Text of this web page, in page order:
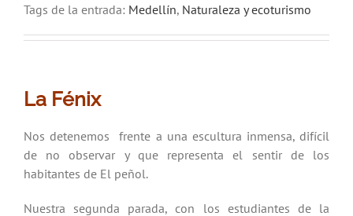
Tags de la entrada: Medellín, Naturaleza y ecoturismo
La Fénix
Nos detenemos frente a una escultura inmensa, difícil
de no observar y que representa el sentir de los
habitantes de El peñol.
Nuestra segunda parada, con los estudiantes de la